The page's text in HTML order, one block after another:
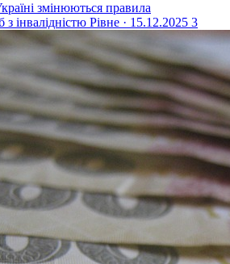
змінюються правила
інвалідністю Рівне · 15.12.2025 3